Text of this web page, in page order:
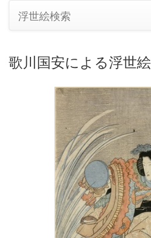
浮世絵検索
歌川国安による浮世絵